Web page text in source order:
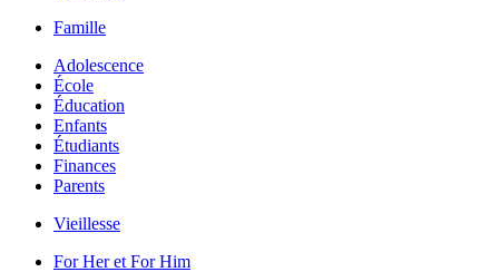
Famille
Adolescence
École
Éducation
Enfants
Étudiants
Finances
Parents
Vieillesse
For Her et For Him